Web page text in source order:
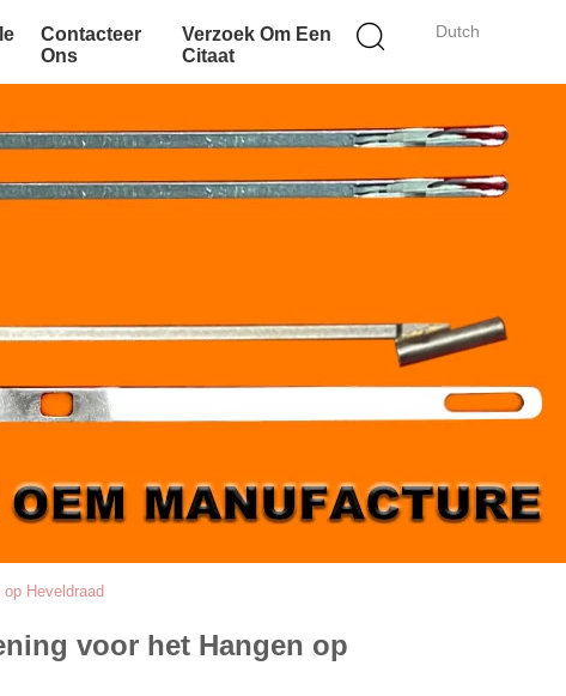
Dutch
Contacteer
Ons
Verzoek Om Een
Citaat
Heveldraad
voor het Hangen op